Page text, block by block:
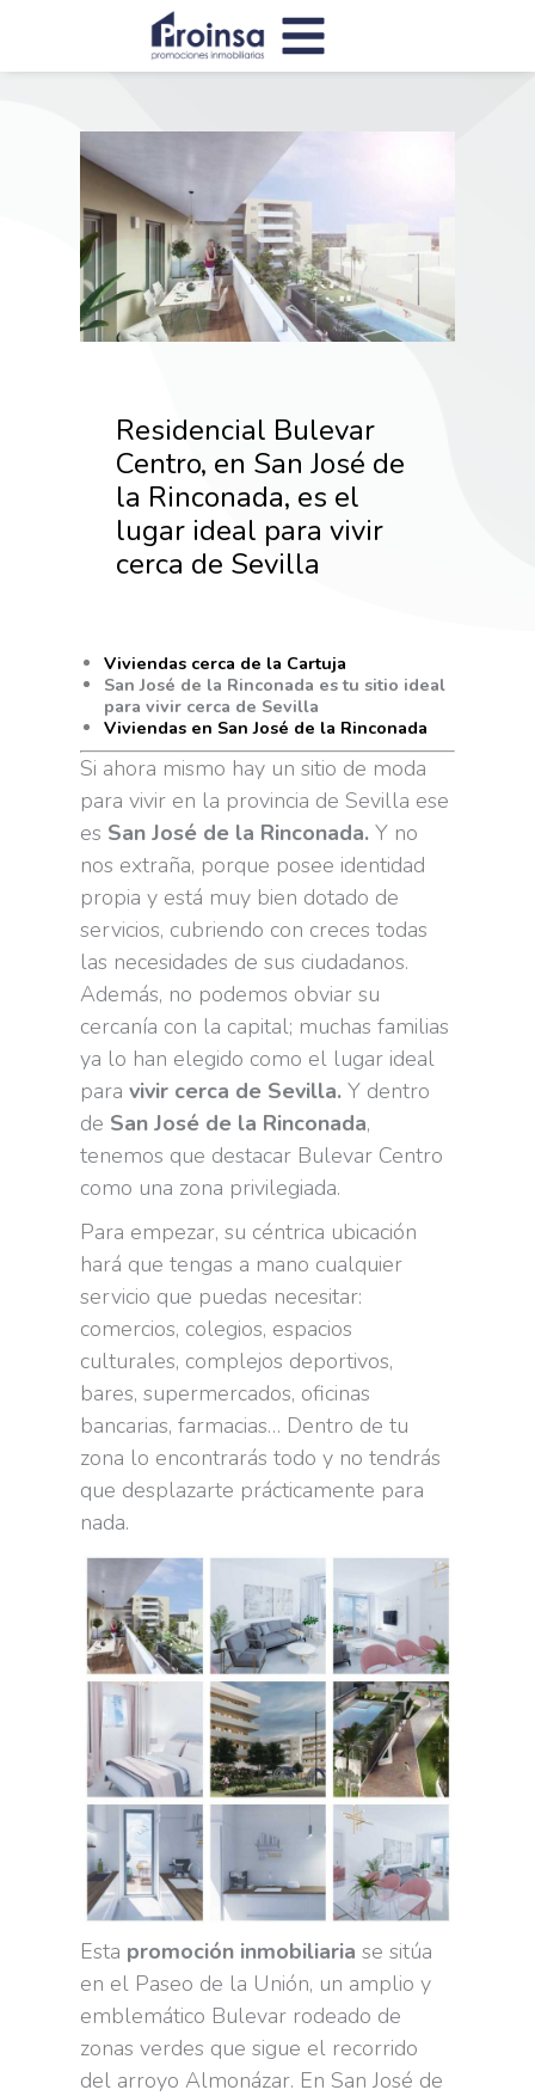
Residencial Bulevar
Centro, en San José de
la Rinconada, es el
lugar ideal para vivir
cerca de Sevilla
Viviendas cerca de la Cartuja
San José de la Rinconada es tu sitio ideal
para vivir cerca de Sevilla
Viviendas en San José de la Rinconada
Si ahora mismo hay un sitio de moda
para vivir en la provincia de Sevilla ese
es San José de la Rinconada. Y no
nos extraña, porque posee identidad
propia y está muy bien dotado de
servicios, cubriendo con creces todas
las necesidades de sus ciudadanos.
Además, no podemos obviar su
cercanía con la capital; muchas familias
ya lo han elegido como el lugar ideal
paravivir cerca de Sevilla. Y dentro
de San José de la Rinconada,
tenemos que destacar Bulevar Centro
como una zona privilegiada.
Para empezar, su céntrica ubicación
hará que tengas a mano cualquier
servicio que puedas necesitar:
comercios, colegios, espacios
culturales, complejos deportivos,
bares, supermercados, oficinas
bancarias, farmacias… Dentro de tu
zona lo encontrarás todo y no tendrás
que desplazarte prácticamente para
nada.
Esta promoción inmobiliaria se sitúa
en el Paseo de la Unión, un amplio y
emblemático Bulevar rodeado de
zonas verdes que sigue el recorrido
del arroyo Almonázar. En San José de